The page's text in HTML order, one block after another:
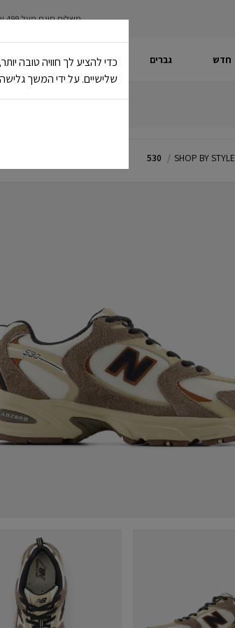
משלוח חינם מעל 499 ש"ח
חדש גברים נשים ילדים
🔥 20% הנחה על כל הביגוד באתר ובחנויות - לזמן מוגבל
SHOP BY STYLE
530
כדי להציע לך חוויה טובה
שלישיים. על ידי המשך